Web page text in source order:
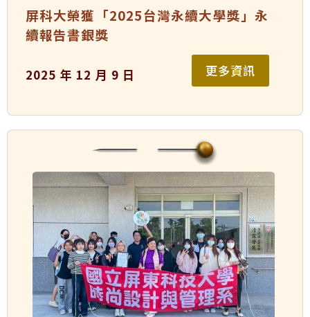
屏科大榮獲「2025台灣永續大學獎」永
續報告書銀獎
2025 年 12 月 9 日 更多資訊